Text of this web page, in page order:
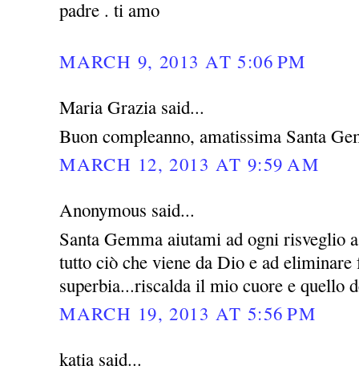
padre . ti amo
MARCH 9, 2013 AT 5:06 PM
Maria Grazia said...
Buon compleanno, amatissima Santa
MARCH 12, 2013 AT 9:59 AM
Anonymous said...
Santa Gemma aiutami ad ogni risveglio
tutto ciò che viene da Dio e ad eliminare
superbia...riscalda il mio cuore e quello
MARCH 19, 2013 AT 5:56 PM
katia said...